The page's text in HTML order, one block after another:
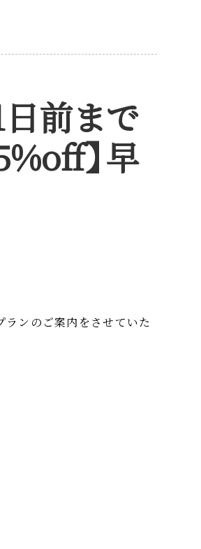
前まで
】早
ランのご案内をさせていた